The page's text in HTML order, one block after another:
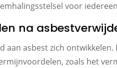
voor
na
aan asbest zich
zoals het